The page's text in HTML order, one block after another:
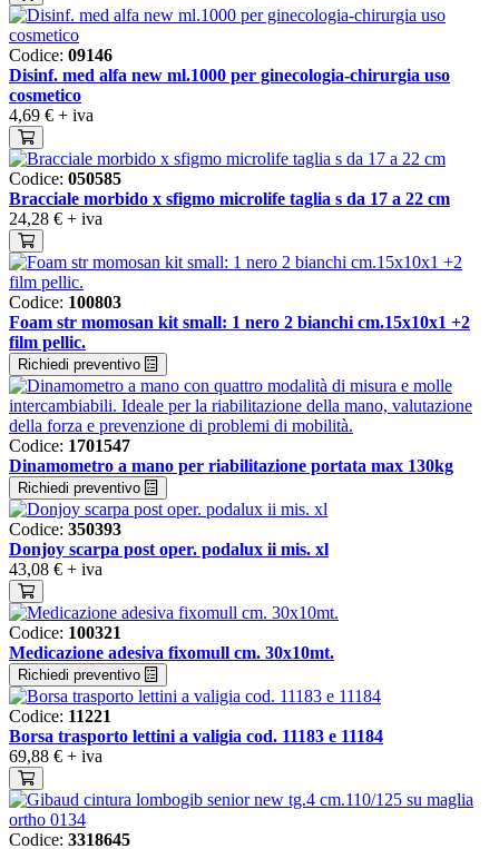
Codice: 09146
Disinf. med alfa new ml.1000 per ginecologia-chirurgia uso
cosmetico
4,69 € + iva
Codice: 050585
Bracciale morbido x sfigmo microlife taglia s da 17 a 22 cm
24,28 € + iva
Codice: 100803
Foam str momosan kit small: 1 nero 2 bianchi cm.15x10x1 +2
film pellic.
Richiedi preventivo
Codice: 1701547
Dinamometro a mano per riabilitazione portata max 130kg
Richiedi preventivo
Codice: 350393
Donjoy scarpa post oper. podalux ii mis. xl
43,08 € + iva
Codice: 100321
Medicazione adesiva fixomull cm. 30x10mt.
Richiedi preventivo
Codice: 11221
Borsa trasporto lettini a valigia cod. 11183 e 11184
69,88 € + iva
Codice: 3318645